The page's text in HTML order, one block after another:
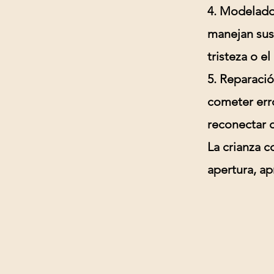
4.
manejan
tristeza o el
5.
cometer
reconectar
La crianza
apertura,